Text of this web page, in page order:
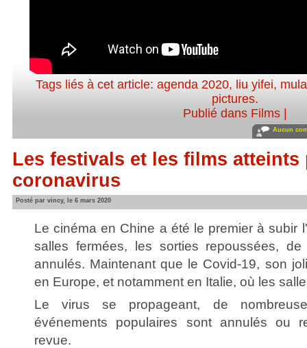
Tags liés à cet article: agenda 2020, liu yifei,
pictures.
Publié dans Films
Aucun
Les festivals et les films atteints
coronavirus
Posté par vincy, le 6 mars 2020
Le cinéma en Chine a été le premier à subir
salles fermées, les sorties repoussées, de
annulés. Maintenant que le Covid-19, son
en Europe, et notamment en Italie, où les
Le virus se propageant, de
événements populaires sont annulés ou
revue.